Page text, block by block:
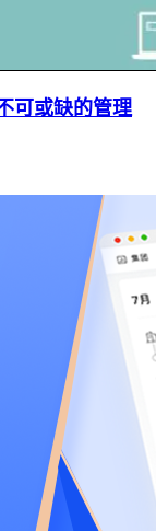
可或缺的管理